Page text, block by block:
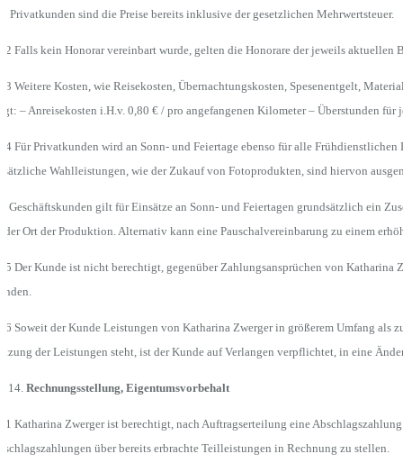
Privatkunden sind die Preise bereits inklusive der gesetzlichen Mehrwertsteuer.
Falls kein Honorar vereinbart wurde, gelten die Honorare der jeweils
Weitere Kosten, wie Reisekosten, Übernachtungskosten, Spesenentgelt,
– Anreisekosten i.H.v. 0,80 € / pro angefangenen Kilometer – Überstunden
Für Privatkunden wird an Sonn- und Feiertage ebenso für alle
Wahlleistungen, wie der Zukauf von Fotoprodukten, sind hiervon
Geschäftskunden gilt für Einsätze an Sonn- und Feiertagen grundsätzlich ein
der Ort der Produktion. Alternativ kann eine Pauschalvereinbarung zu einem
Der Kunde ist nicht berechtigt, gegenüber Zahlungsansprüchen von Katharina
Soweit der Kunde Leistungen von Katharina Zwerger in größerem Umfang als
der Leistungen steht, ist der Kunde auf Verlangen verpflichtet, in eine
Rechnungsstellung, Eigentumsvorbehalt
Katharina Zwerger ist berechtigt, nach Auftragserteilung eine
über bereits erbrachte Teilleistungen in Rechnung zu stellen.